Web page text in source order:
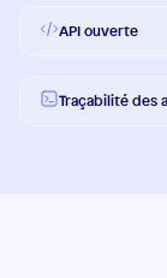
API ouverte
Traçabilité des